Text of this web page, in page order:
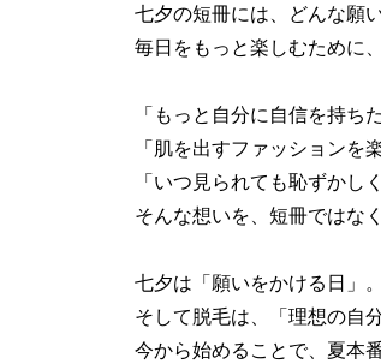
七夕の短冊には、どんな願
毎日をもっと楽しむために
「もっと自分に自信を持ちた
「肌を出すファッションを
「いつ見られても恥ずかし
そんな想いを、短冊ではな
七夕は「願いをかける日」。
そして脱毛は、「理想の自
今から始めることで、夏本